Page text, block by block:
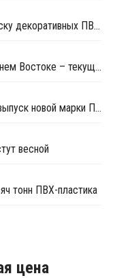
"НФГрупп" запустила комплекс по выпуску декоративных ПВХ-пленок
Рынок ПВХ на фоне конфликта на Ближнем Востоке – текущая ситуация и прогноз мирового рынка ПВХ
Саянскхимпласт начал промышленный выпуск новой марки ПВХ-С
весной
тонн ПВХ-пластика
цена